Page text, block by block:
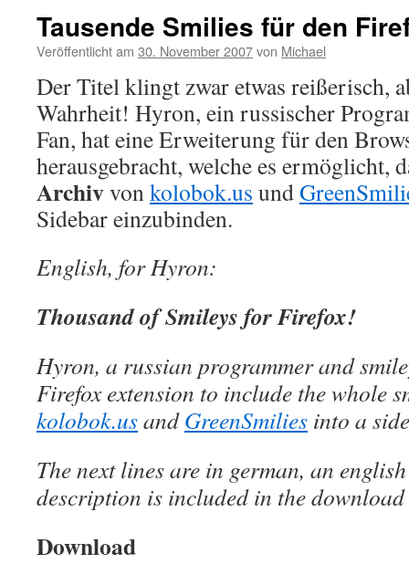
Tausende Smilies für den
Veröffentlicht am 30. November 2007von Michael
Der Titel klingt zwar etwas reißerisch,
Wahrheit! Hyron, ein russischer
Fan, hat eine Erweiterung für den
herausgebracht, welche es ermöglicht,
Archivvonkolobok.us und
Sidebar einzubinden.
English, for Hyron:
Thousand of Smileys for Firefox!
Hyron, a russian programmer and
Firefox extension to include the whole
kolobok.usandGreenSmilies into a
The next lines are in german, an
description is included in the download
Download